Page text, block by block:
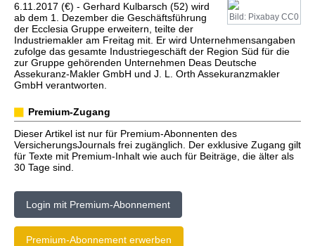
Bild: Pixabay CC0
6.11.2017 (€) - Gerhard Kulbarsch (52) wird
ab dem 1. Dezember die Geschäftsführung
der Ecclesia Gruppe erweitern, teilte der
Industriemakler am Freitag mit. Er wird Unternehmensangaben
zufolge das gesamte Industriegeschäft der Region Süd für die
zur Gruppe gehörenden Unternehmen Deas Deutsche
Assekuranz-Makler GmbH und J. L. Orth Assekuranzmakler
GmbH verantworten.
Premium-Zugang
Dieser Artikel ist nur für Premium-Abonnenten des
VersicherungsJournals frei zugänglich. Der exklusive Zugang gilt
für Texte mit Premium-Inhalt wie auch für Beiträge, die älter als
30 Tage sind.
Login mit Premium-Abonnement
Premium-Abonnement erwerben